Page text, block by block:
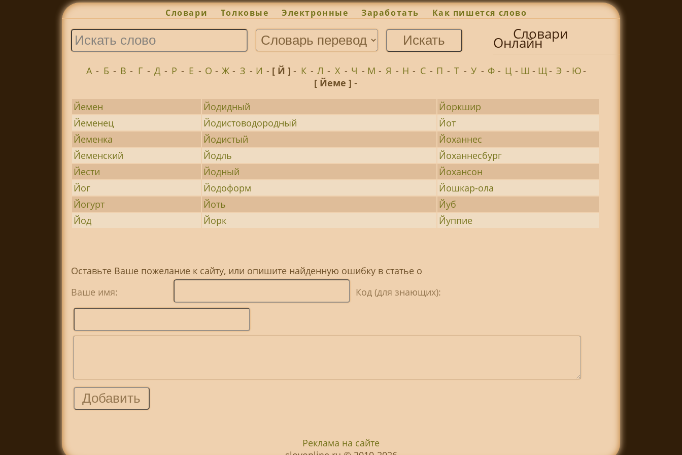
Словари Толковые Электронные Заработать Как пишется слово
Словари
Онлайн
А - Б - В - Г - Д - Р - Е - О - Ж - З - И - [ Й ]- К - Л - Х - Ч - М - Я - Н - С - П - Т - У - Ф - Ц - Ш - Щ- Э - Ю-
[ Йеме ] -
Йемен
Йодидный
Йоркшир
Йеменец
Йодистоводородный
Йот
Йеменка
Йодистый
Йоханнес
Йеменский
Йодль
Йоханнесбург
Йести
Йодный
Йохансон
Йог
Йодоформ
Йошкар-ола
Йогурт
Йоть
Йуб
Йод
Йорк Йуппие
Оставьте Ваше пожелание к сайту, или опишите найденную ошибку в статье о
Ваше имя:
Код (для знающих):
Реклама на сайте